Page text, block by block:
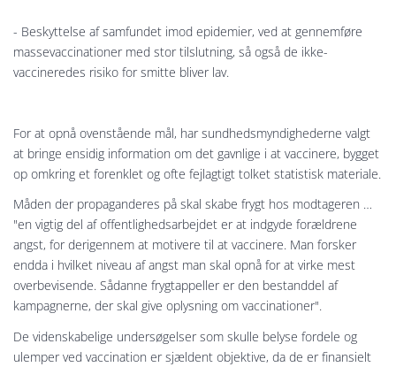
- Beskyttelse af samfundet imod epidemier, ved at gennemføre
massevaccinationer med stor tilslutning, så også de ikke-
vaccineredes risiko for smitte bliver lav.
For at opnå ovenstående mål, har sundhedsmyndighederne valgt
at bringe ensidig information om det gavnlige i at vaccinere, bygget
op omkring et forenklet og ofte fejlagtigt tolket statistisk materiale.
Måden der propaganderes på skal skabe frygt hos modtageren …
"en vigtig del af offentlighedsarbejdet er at indgyde forældrene
angst, for derigennem at motivere til at vaccinere. Man forsker
endda i hvilket niveau af angst man skal opnå for at virke mest
overbevisende. Sådanne frygtappeller er den bestanddel af
kampagnerne, der skal give oplysning om vaccinationer".
De videnskabelige undersøgelser som skulle belyse fordele og
ulemper ved vaccination er sjældent objektive, da de er finansielt